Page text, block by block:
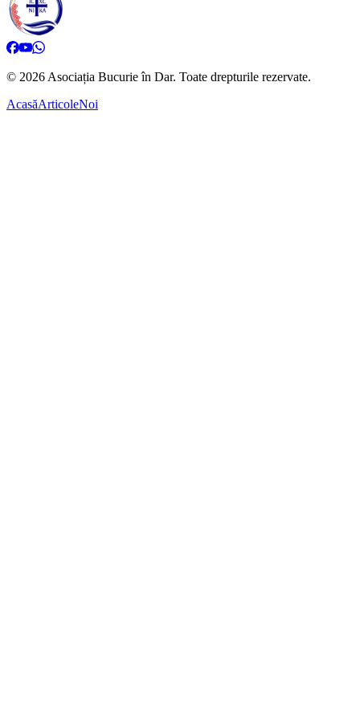
© 2026 Asociația Bucurie în Dar. Toate drepturile rezervate.
AcasăArticoleNoi